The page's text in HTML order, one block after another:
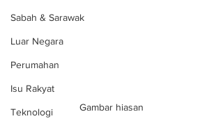
Sabah & Sarawak
Luar Negara
Perumahan
Isu Rakyat
Teknologi Gambar hiasan